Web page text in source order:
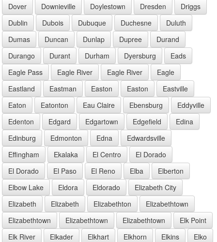
Dover
Downieville Doylestown Dresden
Driggs
Dublin
Dubois Dubuque Duchesne
Duluth
Dumas
Duncan Dunlap Dupree
Durand
Durango
Durant Durham Dyersburg
Eads
Eagle Pass
Eagle River Eagle River
Eagle
Eastland
Eastman Easton Easton
Eastville
Eaton
Eatonton Eau Claire Ebensburg
Eddyville
Edenton
Edgard Edgartown Edgefield
Edina
Edinburg
Edmonton Edna
Edwardsville
Effingham
Ekalaka El Centro
El Dorado
El Dorado
El Paso El Reno Elba
Elberton
Elbow Lake
Eldora Eldorado
Elizabeth City
Elizabeth
Elizabeth Elizabethton
Elizabethtown
Elizabethtown
Elizabethtown Elizabethtown
Elk Point
Elk River
Elkader Elkhart Elkhorn Elkins
Elko